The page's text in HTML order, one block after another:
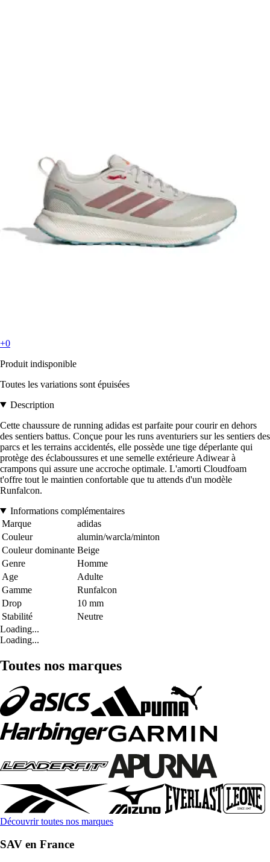
+0
Produit indisponible
Toutes les variations sont épuisées
Description
Cette chaussure de running adidas est parfaite pour courir en dehors
des sentiers battus. Conçue pour les runs aventuriers sur les sentiers des
parcs et les terrains accidentés, elle possède une tige déperlante qui
protège des éclaboussures et une semelle extérieure Adiwear à
crampons qui assure une accroche optimale. L'amorti Cloudfoam
t'offre tout le maintien confortable que tu attends d'un modèle
Runfalcon.
Informations complémentaires
Marque
adidas
Couleur
alumin/warcla/minton
Couleur dominante Beige
Genre
Homme
Age
Adulte
Gamme
Runfalcon
Drop
10 mm
Stabilité
Neutre
Loading...
Loading...
Toutes nos marques
Découvrir toutes nos marques
SAV en France